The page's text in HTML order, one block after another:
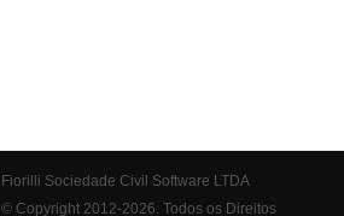
Fiorilli Sociedade Civil Software LTDA
© Copyright 2012-2026. Todos os Direitos